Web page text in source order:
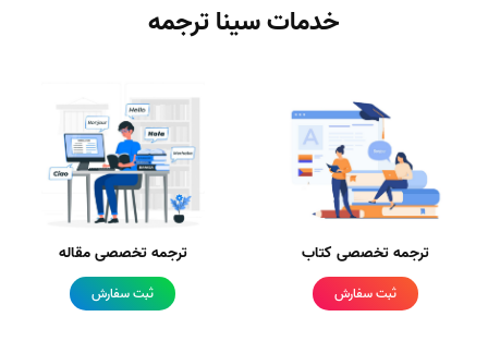
خدمات سینا ترجمه
ترجمه تخصصی کتاب
ثبت سفارش
ترجمه تخصصی مقاله
ثبت سفارش